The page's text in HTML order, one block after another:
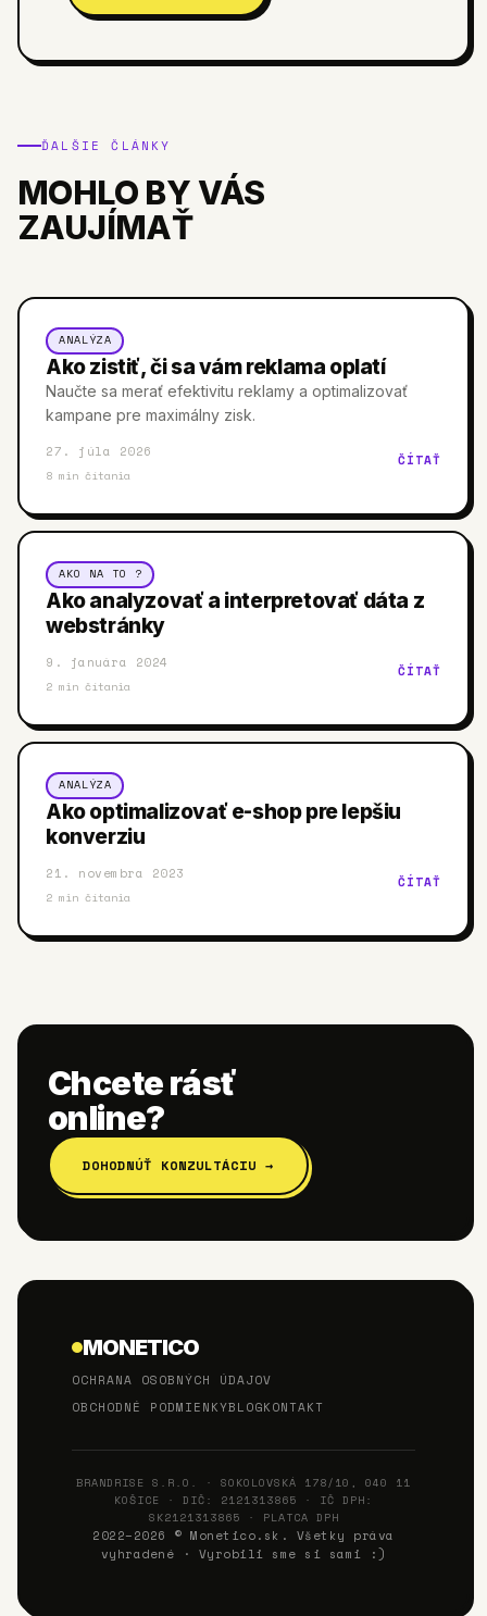
ĎALŠIE ČLÁNKY
MOHLO BY VÁS
ZAUJÍMAŤ
ANALÝZA
Ako zistiť, či sa vám reklama oplatí
Naučte sa merať efektivitu reklamy a optimalizovať
kampane pre maximálny zisk.
27. júla 2026
8 min čítania
ČÍTAŤ
AKO NA TO ?
Ako analyzovať a interpretovať dáta z
webstránky
9. januára 2024
2 min čítania
ČÍTAŤ
ANALÝZA
Ako optimalizovať e-shop pre lepšiu
konverziu
21. novembra 2023
2 min čítania
ČÍTAŤ
Chcete rásť
online?
DOHODNÚŤ KONZULTÁCIU →
MONETICO
OCHRANA OSOBNÝCH ÚDAJOV
OBCHODNÉ PODMIENKYBLOGKONTAKT
BRANDRISE S.R.O. · SOKOLOVSKÁ 178/10, 040 11
KOŠICE · DIČ: 2121313865 · IČ DPH:
SK2121313865 · PLATCA DPH
2022–2026 © Monetico.sk. Všetky práva
vyhradené · Vyrobili sme si sami :)